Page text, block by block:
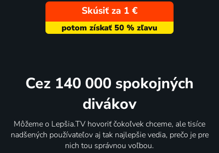
Skúsiť za 1 €
Cez 140 000 spokojných
divákov
Môžeme o Lepšia.TV hovoriť čokoľvek chceme, ale tisíce
nadšených používateľov aj tak najlepšie vedia, prečo je pre
nich tou správnou voľbou.